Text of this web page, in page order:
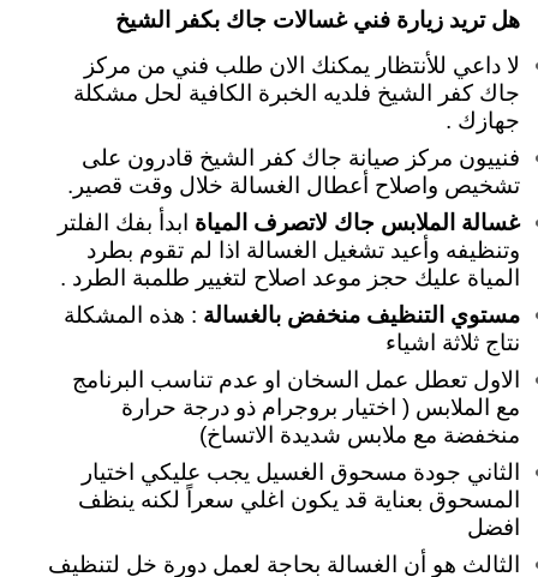
هل تريد زيارة فني غسالات جاك بكفر الشيخ
لا داعي للأنتظار يمكنك الان طلب فني من مركز
جاك كفر الشيخ فلديه الخبرة الكافية لحل مشكلة
جهازك .
فنييون مركز صيانة جاك كفر الشيخ قادرون على
تشخيص واصلاح أعطال الغسالة خلال وقت قصير.
غسالة الملابس جاك لاتصرف المياة ابدأ بفك الفلتر
وتنظيفه وأعيد تشغيل الغسالة اذا لم تقوم بطرد
المياة عليك حجز موعد اصلاح لتغيير طلمبة الطرد .
مستوي التنظيف منخفض بالغسالة : هذه المشكلة
نتاج ثلاثة اشياء
الاول تعطل عمل السخان او عدم تناسب البرنامج
مع الملابس ( اختيار بروجرام ذو درجة حرارة
منخفضة مع ملابس شديدة الاتساخ)
الثاني جودة مسحوق الغسيل يجب عليكي اختيار
المسحوق بعناية قد يكون اغلي سعراً لكنه ينظف
افضل
الثالث هو أن الغسالة بحاجة لعمل دورة خل لتنظيف